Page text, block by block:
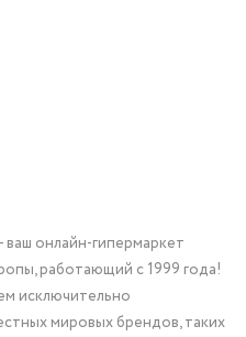
онлайн-гипермаркет
работающий с 1999 года!
исключительно
мировых брендов, таких